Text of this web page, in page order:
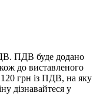
ПДВ буде додано
до виставленого
120 грн із ПДВ, на яку
дізнавайтеся у